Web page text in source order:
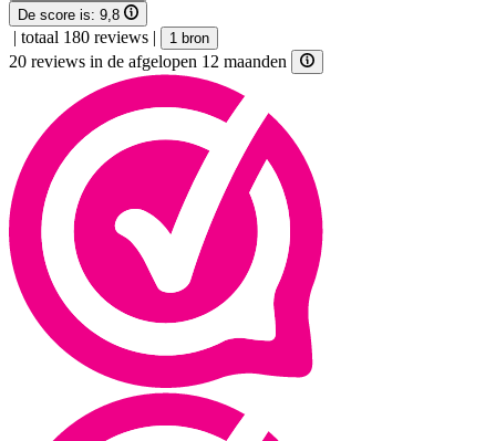
De score is: 9,8
| totaal 180 reviews | 1 bron
20 reviews in de afgelopen 12 maanden